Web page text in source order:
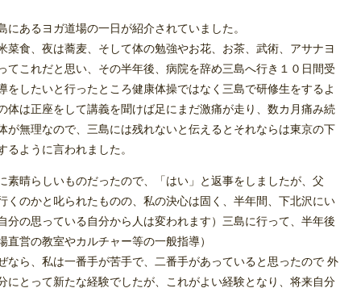
あるヨガ道場の一日が紹介されていました。
菜食、夜は蕎麦、そして体の勉強やお花、お茶、武術、アサナヨ
てこれだと思い、その半年後、病院を辞め三島へ行き１０日間受
したいと行ったところ健康体操ではなく三島で研修生をするよ
体は正座をして講義を聞けば足にまだ激痛が走り、数カ月痛み続
が無理なので、三島には残れないと伝えるとそれならは東京の下
ように言われました。
素晴らしいものだったので、「はい」と返事をしましたが、父
くのかと叱られたものの、私の決心は固く、半年間、下北沢にい
分の思っている自分から人は変われます）三島に行って、半年後
営の教室やカルチャー等の一般指導）
なら、私は一番手が苦手で、二番手があっていると思ったので 外
にとって新たな経験でしたが、これがよい経験となり、将来自分